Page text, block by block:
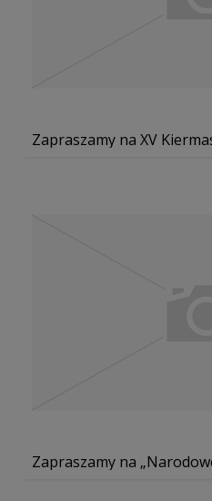
Zapraszamy na XV
Zapraszamy na